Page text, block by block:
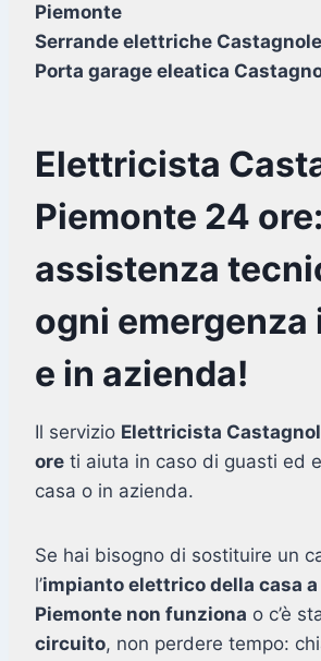
Piemonte
Serrande elettriche
Porta garage eleatica
Elettricista
Piemonte 24 ore:
assistenza
ogni emergenza
e in azienda!
Il servizio Elettricista
ore ti aiuta in caso di guasti ed
casa o in azienda.
Se hai bisogno di sostituire un
l’impianto elettrico della casa
Piemonte non funziona o c’è
circuito, non perdere tempo: